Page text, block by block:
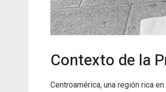
Contexto de la
Centroamérica, una región rica